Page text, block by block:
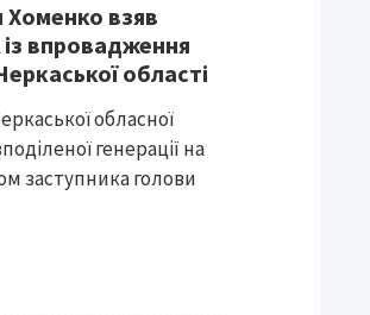
взяв
із впровадження
області
обласної
генерації на
заступника голови